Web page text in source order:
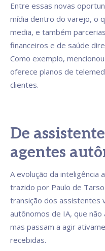
Entre essas novas
mídia dentro do varejo, o
media, e também
financeiros e de saúde
Como exemplo,
oferece planos de
clientes.
De
agentes
A evolução da inteligência
trazido por Paulo de
transição dos assistentes
autônomos de IA, que
mas passam a agir
recebidas.